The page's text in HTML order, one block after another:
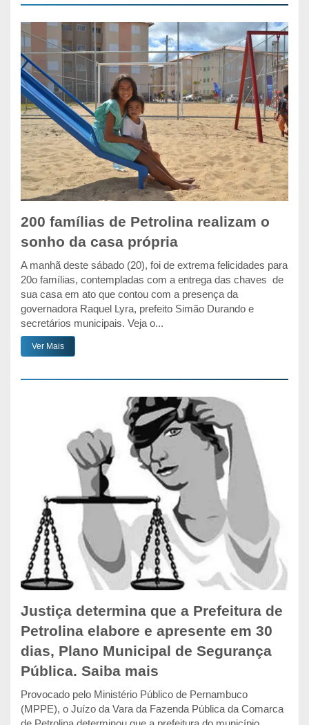
200 famílias de Petrolina realizam o
sonho da casa própria
A manhã deste sábado (20), foi de extrema felicidades para
20o famílias, contempladas com a entrega das chaves de
sua casa em ato que contou com a presença da
governadora Raquel Lyra, prefeito Simão Durando e
secretários municipais. Veja o...
Ver Mais
Justiça determina que a Prefeitura de
Petrolina elabore e apresente em 30
dias, Plano Municipal de Segurança
Pública. Saiba mais
Provocado pelo Ministério Público de Pernambuco
(MPPE), o Juízo da Vara da Fazenda Pública da Comarca